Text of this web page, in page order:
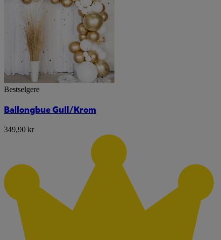
Bestselgere
Ballongbue Gull/Krom
349,90 kr